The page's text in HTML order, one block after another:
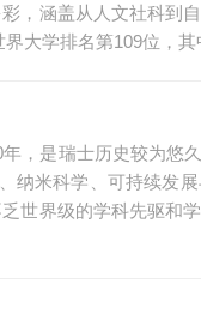
，涵盖从人文社科到
大学排名第109位，其
，是瑞士历史较为悠
纳米科学、可持续发
世界级的学科先驱和